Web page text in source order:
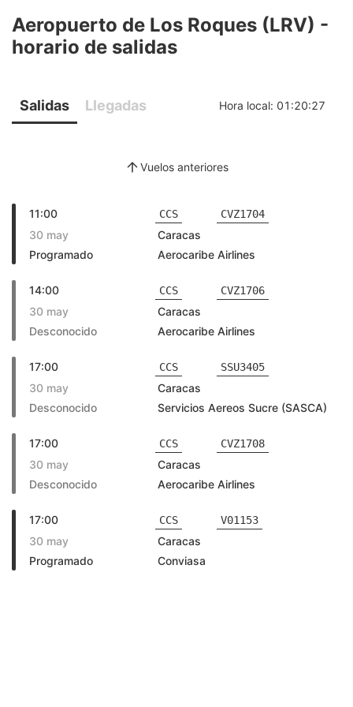
Aeropuerto de Los Roques (LRV) -
horario de salidas
Salidas Llegadas Hora local: 01:20:27
Vuelos anteriores
11:00
30 may
CCS
Caracas
CVZ1704
Aerocaribe Airlines
Programado
14:00
30 may
CCS
Caracas
CVZ1706
Aerocaribe Airlines
Desconocido
17:00
30 may
CCS
Caracas
SSU3405
Servicios Aereos Sucre (SASCA)
Desconocido
17:00
30 may
CCS
Caracas
CVZ1708
Aerocaribe Airlines
Desconocido
17:00
30 may
CCS
Caracas
V01153
Conviasa
Programado